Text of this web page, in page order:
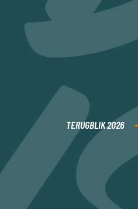
TERUGBLIK 2026